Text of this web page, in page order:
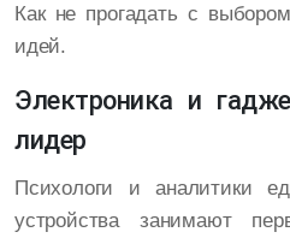
Как не прогадать с
идей.
Электроника и
лидер
Психологи и аналитики
устройства занимают